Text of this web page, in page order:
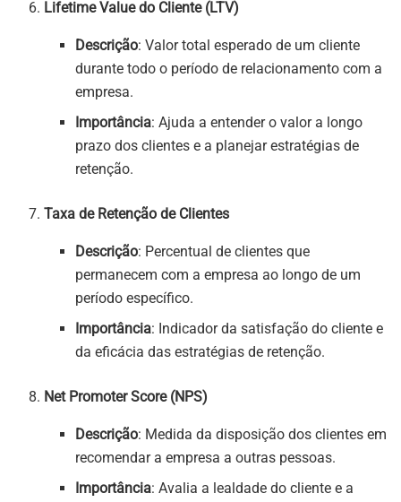
Lifetime Value do Cliente (LTV)
Descrição: Valor total esperado de um cliente
durante todo o período de relacionamento com a
empresa.
Importância: Ajuda a entender o valor a longo
prazo dos clientes e a planejar estratégias de
retenção.
Taxa de Retenção de Clientes
Descrição: Percentual de clientes que
permanecem com a empresa ao longo de um
período específico.
Importância: Indicador da satisfação do cliente e
da eficácia das estratégias de retenção.
Net Promoter Score (NPS)
Descrição: Medida da disposição dos clientes em
recomendar a empresa a outras pessoas.
Importância: Avalia a lealdade do cliente e a